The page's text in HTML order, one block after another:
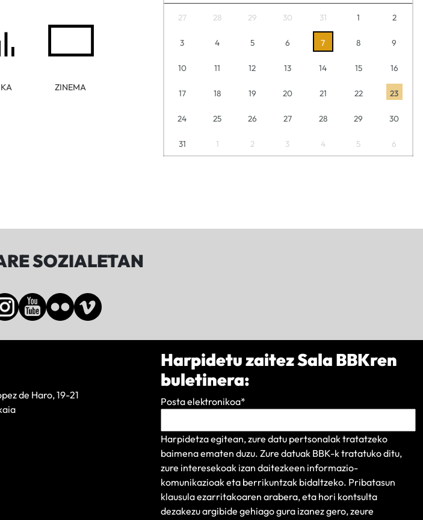
ZINEMA
27 28 29 30 31 1 2
3 4 5 6 7 8 9
10 11 12 13 14 15 16
17 18 19 20 21 22 23
24 25 26 27 28 29 30
31 1 2 3 4 5 6
SOZIALETAN
de Haro, 19-21
Harpidetu zaitez Sala BBKren
buletinera:
Posta elektronikoa*
Harpidetza egitean, zure datu pertsonalak tratatzeko
baimena ematen duzu. Zure datuak BBK-k tratatuko ditu,
zure interesekoak izan daitezkeen informazio-
komunikazioak eta berrikuntzak bidaltzeko. Pribatasun
klausulaezarritakoaren arabera, eta hori kontsulta
dezakezu argibide gehiago gura izanez gero, zeure